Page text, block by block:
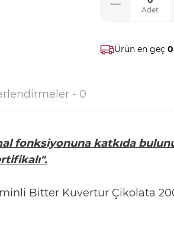
Adet
Ürün en geç
- 0
fonksiyonuna katkıda
Bitter Kuvertür Çikolata